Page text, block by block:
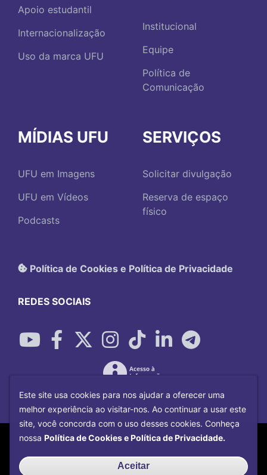
Apoio estudantil
Internacionalização
Uso da marca UFU
Institucional
Equipe
Política de
Comunicação
MÍDIAS UFU
UFU em Imagens
UFU em Vídeos
Podcasts
SERVIÇOS
Solicitar divulgação
Reserva de espaço
físico
Política de Cookies e Política de Privacidade
REDES SOCIAIS
Copyright©2026Universidade Federal
Centro de Tecnologia da
Este site usa cookies para nos ajudar a oferecer uma
melhor experiência ao visitar-nos. Ao continuar a usar este
site, você concorda com o uso desses cookies. Conheça
nossa Política de Cookies e Política de Privacidade.
Aceitar